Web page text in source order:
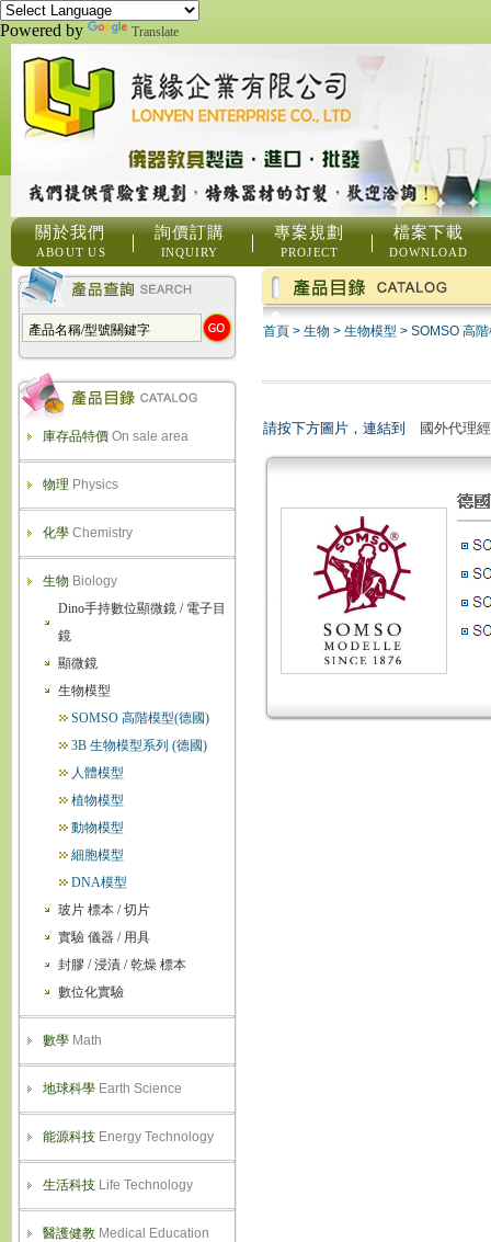
Powered by Translate
關於我們
ABOUT US
詢價訂購
INQUIRY
專案規劃
PROJECT
檔案下載
DOWNLOAD
庫存品特價 On sale area
物理 Physics
化學 Chemistry
生物 Biology
Dino手持數位顯微鏡 / 電子目
鏡
顯微鏡
生物模型
SOMSO 高階模型(德國)
3B 生物模型系列 (德國)
人體模型
植物模型
動物模型
細胞模型
DNA模型
玻片 標本 / 切片
實驗 儀器 / 用具
封膠 / 浸漬 / 乾燥 標本
數位化實驗
數學 Math
地球科學 Earth Science
能源科技 Energy Technology
生活科技 Life Technology
醫護健教 Medical Education
首頁 > 生物 > 生物模型 > SOMSO 高
請按下方圖片，連結到 國外代理